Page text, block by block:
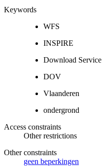
Keywords
WFS
INSPIRE
Download Service
DOV
Vlaanderen
ondergrond
Access constraints
Other restrictions
Other constraints
geen beperkingen